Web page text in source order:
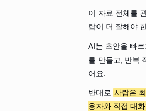
이 자료 전체를
람이 더 잘해야
AI는 초안을 빠
를 만들고, 반복
어요.
반대로 사람은
용자와 직접 대